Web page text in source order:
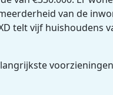
van de
telt vijf huishoudens